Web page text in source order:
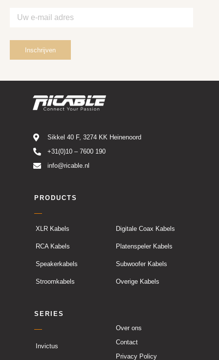
Sikkel 40 F, 3274 KK Heinenoord
+31(0)10 – 7600 190
info@ricable.nl
PRODUCTS
SERIES
Digitale Coax Kabels
Platenspeler Kabels
Subwoofer Kabels
Overige Kabels
XLR Kabels
RCA Kabels
Speakerkabels
Stroomkabels
Invictus
Over ons
Contact
Privacy Policy